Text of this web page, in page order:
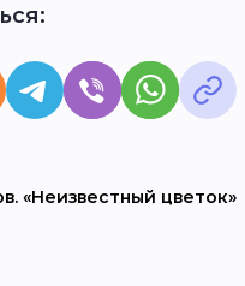
«Неизвестный цветок»